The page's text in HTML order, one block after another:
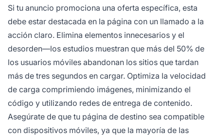
Si tu anuncio promociona una oferta específica, esta
debe estar destacada en la página con un llamado a la
acción claro. Elimina elementos innecesarios y el
desorden—los estudios muestran que más del 50% de
los usuarios móviles abandonan los sitios que tardan
más de tres segundos en cargar. Optimiza la velocidad
de carga comprimiendo imágenes, minimizando el
código y utilizando redes de entrega de contenido.
Asegúrate de que tu página de destino sea compatible
con dispositivos móviles, ya que la mayoría de las